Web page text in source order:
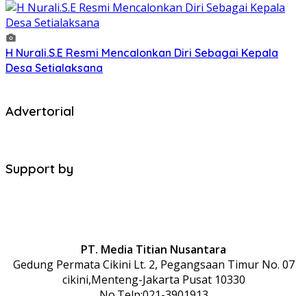
H Nurali.S.E Resmi Mencalonkan Diri Sebagai Kepala
Desa Setialaksana
Advertorial
Support by
PT. Media Titian Nusantara
Gedung Permata Cikini Lt. 2, Pegangsaan Timur No. 07
cikini,Menteng-Jakarta Pusat 10330